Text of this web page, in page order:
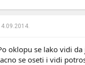
Elite
oklopu se lako vidi da
se oseti i vidi